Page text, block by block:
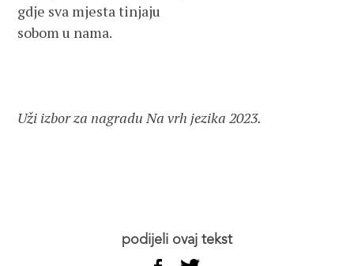
gdje sva mjesta tinjaju
sobom u nama.
Uži izbor za nagradu Na vrh jezika 2023.
podijeli ovaj tekst